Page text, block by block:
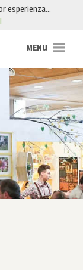
esperienza…